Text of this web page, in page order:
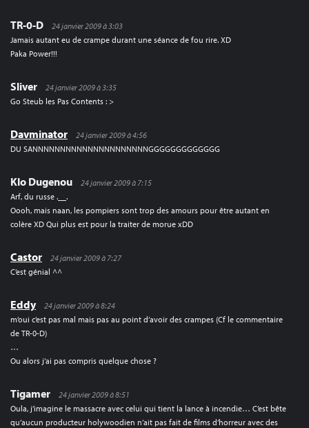
TR-0-D
24 janvier 2009 à 3:03
Jamais autant eu de crampe durant une séance de fou rire. XD
Paka Power!!!
Sliver
24 janvier 2009 à 3:35
Go Steub les Pas Contents : >
Davminator
24 janvier 2009 à 4:56
DU SANNNNNNNNNNNNNNNNNNNNNGGGGGGGGGGGGG
Klo Dugenou
24 janvier 2009 à 7:15
Arf, du russe .__.
Oooh, mais naan, les pompiers sont trop des amours pour être autant en
colère XD Qui plus est pour la traiter de morue xDD
Castor
24 janvier 2009 à 7:27
C’est génial ^^
Eddy
24 janvier 2009 à 8:24
m’oui c’est pas mal mais pas au point d’avoir des crampes (Cf le commentaire
de TR-0-D)
…
Ou alors j’ai pas compris quelque chose ?
Tigamer
24 janvier 2009 à 8:51
Oula, j’imagine le massacre avec celui qui tient la lance à incendie… C’est bête
qu’aucun producteur holywoodien n’ait pas fait de films d’horreur avec des